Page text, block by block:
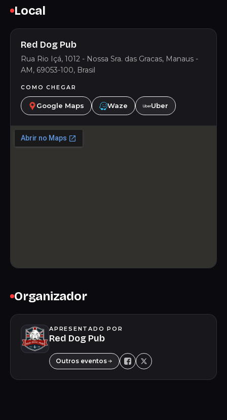
Local
Red Dog Pub
Rua Rio Içá, 1012 - Nossa Sra. das Gracas, Manaus -
AM, 69053-100, Brasil
COMO CHEGAR
Google Maps Waze Uber
Organizador
APRESENTADO POR
Red Dog Pub
Outros eventos